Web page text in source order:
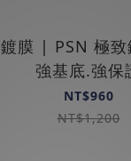
鍍膜 | PSN 極
強基底.強保
NT$960
NT$1,200